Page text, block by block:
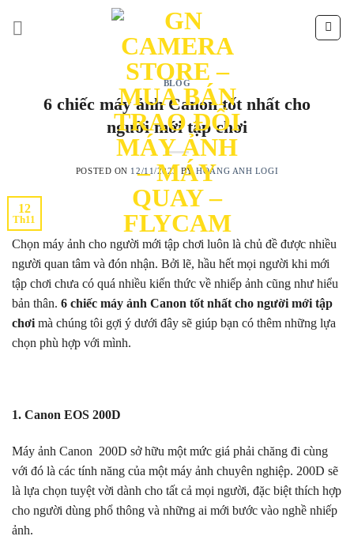
BLOG
6 chiếc máy ảnh Canon tốt nhất cho
người mới tập chơi
POSTED ON 12/11/2023 BYHOÀNG ANH LOGI
12
Th11
Chọn máy ảnh cho người mới tập chơi luôn là chủ đề được nhiều
người quan tâm và đón nhận. Bởi lẽ, hầu hết mọi người khi mới
tập chơi chưa có quá nhiều kiến thức về nhiếp ảnh cũng như hiểu
bản thân. 6 chiếc máy ảnh Canon tốt nhất cho người mới tập
chơi mà chúng tôi gợi ý dưới đây sẽ giúp bạn có thêm những lựa
chọn phù hợp với mình.
1. Canon EOS 200D
Máy ảnh Canon 200D sở hữu một mức giá phải chăng đi cùng
với đó là các tính năng của một máy ảnh chuyên nghiệp. 200D sẽ
là lựa chọn tuyệt vời dành cho tất cả mọi người, đặc biệt thích hợp
cho người dùng phổ thông và những ai mới bước vào nghề nhiếp
ảnh.